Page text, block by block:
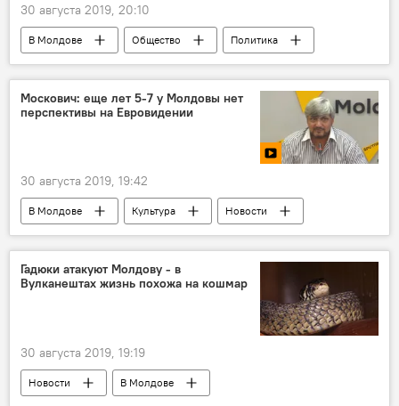
30 августа 2019, 20:10
В Молдове Общество
Политика
Новости
Москович: еще лет 5-7 у Молдовы нет
перспективы на Евровидении
30 августа 2019, 19:42
В Молдове Культура
Новости
Видео из пресс-центра
Константин Москович
Фестиваль искусств "Славянский базар"
Гадюки атакуют Молдову - в
Вулканештах жизнь похожа на кошмар
30 августа 2019, 19:19
Новости
В Молдове